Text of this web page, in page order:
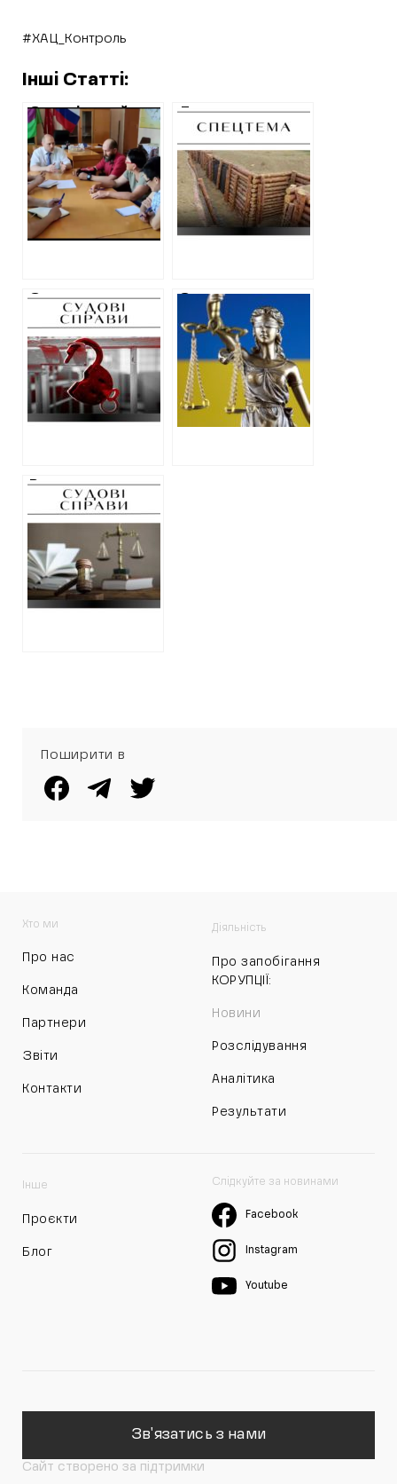
#ХАЦ_Контроль
Інші Статті:
Став відомий
вирок секретарці
Шевченківської
селищної ради,
про співпрацю
якої з
російськими
окупантами
Деревина для
фортифікацій на
Харківщині: деталі
схеми, Або де
брали ліс фірми,
із якими ХОВА не
хоче розірвати
Суд виправдав та
звільнив з-під
варти уродженця
Шевченкового,
якого
обвинувачували у
керівництві
Суд заарештував
квартири у
незаконно
побудованій
багатоповерхівці
на Куликівській
Вироки за
колабораціонізм:
проблеми з
кваліфікацією та
співмірністю
покарання
Поширити в
Хто ми
Про нас
Команда
Партнери
Звіти
Контакти
Діяльність
Про запобігання
КОРУПЦІЇ:
Новини
Розслідування
Аналітика
Результати
Інше
Проєкти
Блог
Слідкуйте за новинами
Facebook
Instagram
Youtube
Зв'язатись з нами
Сайт створено за підтримки